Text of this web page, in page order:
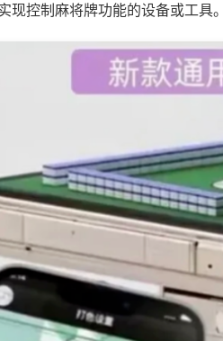
现控制麻将牌功能的设备或工具。